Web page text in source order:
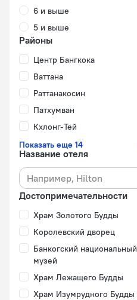
6 и выше
5 и выше
Районы
Центр Бангкока
Ваттана
Раттанакосин
Патхумван
Кхлонг-Тей
Показать еще 14
Название отеля
Достопримечательности
Храм Золотого Будды
Королевский дворец
Банкогский национальный
музей
Храм Лежащего Будды
Храм Изумрудного Будды